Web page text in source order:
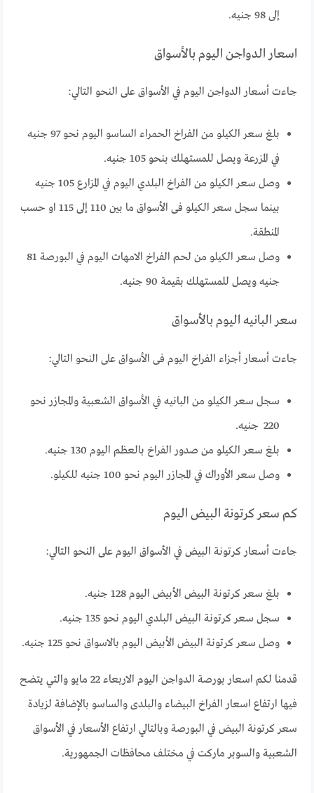
إلى 98 جنيه.
اسعار الدواجن اليوم بالأسواق
جاءت أسعار الدواجن اليوم في الأسواق على النحو التالي:
بلغ سعر الكيلو من الفراخ الحمراء الساسو اليوم نحو 97 جنيه
في المزرعة ويصل للمستهلك بنحو 105 جنيه.
وصل سعر الكيلو من الفراخ البلدي اليوم في المزارع 105 جنيه
بينما سجل سعر الكيلو فى الأسواق ما بين 110 إلى 115 او حسب
المنطقة.
وصل سعر الكيلو من لحم الفراخ الامهات اليوم في البورصة 81
جنيه ويصل للمستهلك بقيمة 90 جنيه.
سعر البانيه اليوم بالأسواق
جاءت أسعار أجزاء الفراخ اليوم فى الأسواق على النحو التالي:
سجل سعر الكيلو من البانيه في الأسواق الشعبية والمجازر نحو
220 جنيه.
بلغ سعر الكيلو من صدور الفراخ بالعظم اليوم 130 جنيه.
وصل سعر الأوراك في المجازر اليوم نحو 100 جنيه للكيلو.
كم سعر كرتونة البيض اليوم
جاءت أسعار كرتونة البيض في الأسواق اليوم على النحو التالي:
بلغ سعر كرتونة البيض الأبيض اليوم 128 جنيه.
سجل سعر كرتونة البيض البلدي اليوم نحو 135 جنيه.
وصل سعر كرتونة البيض الأبيض اليوم بالاسواق نحو 125 جنيه.
قدمنا لكم اسعار بورصة الدواجن اليوم الاربعاء 22 مايو والتي يتضح
فيها ارتفاع اسعار الفراخ البيضاء والبلدى والساسو بالإضافة لزيادة
سعر كرتونة البيض في البورصة وبالتالي ارتفاع الأسعار في الأسواق
الشعبية والسوبر ماركت في مختلف محافظات الجمهورية.